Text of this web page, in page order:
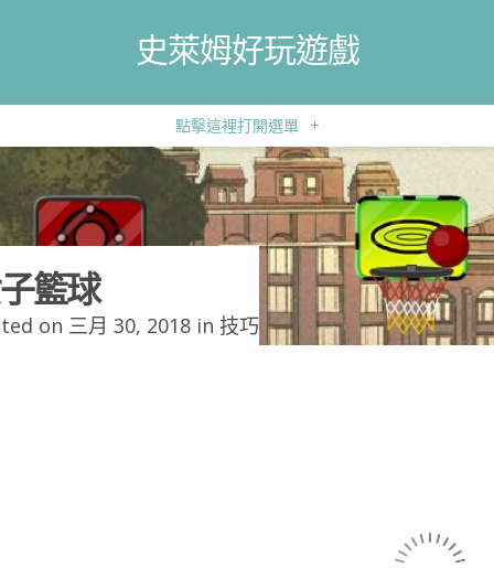
史萊姆好玩遊戲
點擊這裡打開選單 +
籃球
on 三月 30, 2018 in 技巧